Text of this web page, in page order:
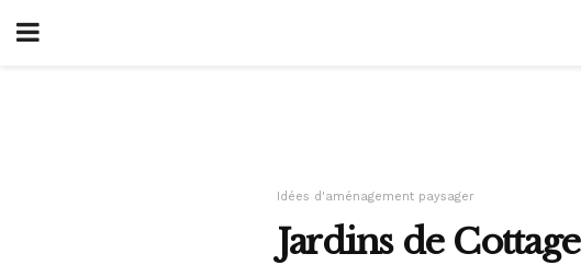
Idées d'aménagement paysager
Jardins de Cottage